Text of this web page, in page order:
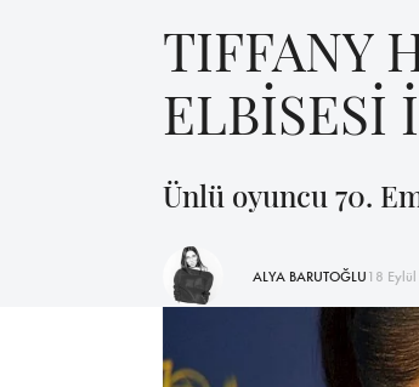
TIFFANY
ELBİSESİ
Ünlü oyuncu 70.
ALYA BARUTOĞLU18